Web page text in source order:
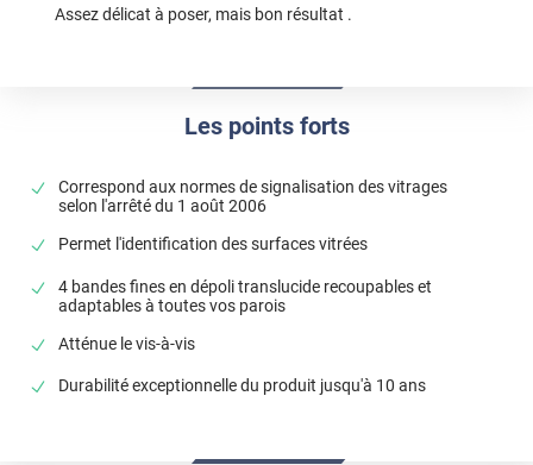
Les points forts
Correspond aux normes de signalisation des vitrages
selon l'arrêté du 1 août 2006
Permet l'identification des surfaces vitrées
4 bandes fines en dépoli translucide recoupables et
adaptables à toutes vos parois
Atténue le vis-à-vis
Durabilité exceptionnelle du produit jusqu'à 10 ans
Assez délicat à poser, mais bon résultat .